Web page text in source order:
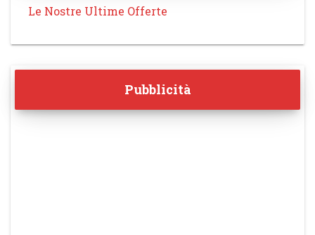
Le Nostre Ultime Offerte
Pubblicità